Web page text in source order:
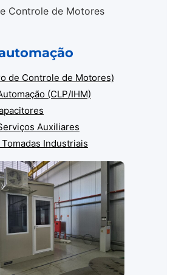
de Controle de Motores)
(CLP/IHM)
Auxiliares
Industriais